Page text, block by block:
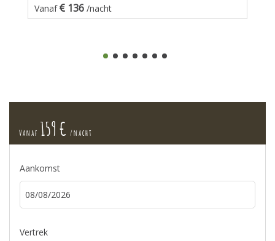
Vanaf 136 /nacht
Vanaf 159 € /nacht
Aankomst
Vertrek